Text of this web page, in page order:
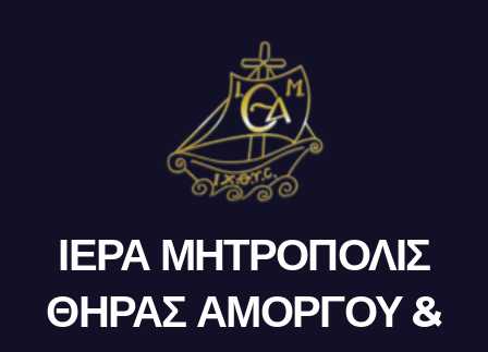
ΙΕΡΑ ΜΗΤΡΟΠΟΛΙΣ
ΘΗΡΑΣ ΑΜΟΡΓΟΥ &